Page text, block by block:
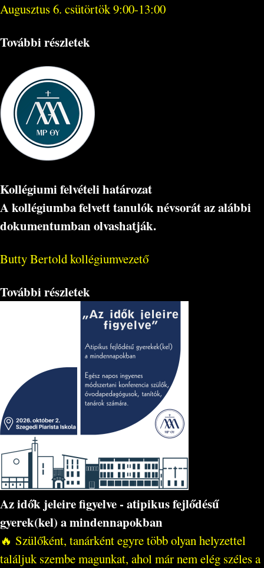
Augusztus 6. csütörtök 9:00-13:00
További részletek
Kollégiumi felvételi határozat
A kollégiumba felvett tanulók névsorát az alábbi
dokumentumban olvashatják.
Butty Bertold kollégiumvezető
További részletek
Az idők jeleire figyelve - atipikus fejlődésű
gyerek(kel) a mindennapokban
🔥 Szülőként, tanárként egyre több olyan helyzettel
találjuk szembe magunkat, ahol már nem elég széles a